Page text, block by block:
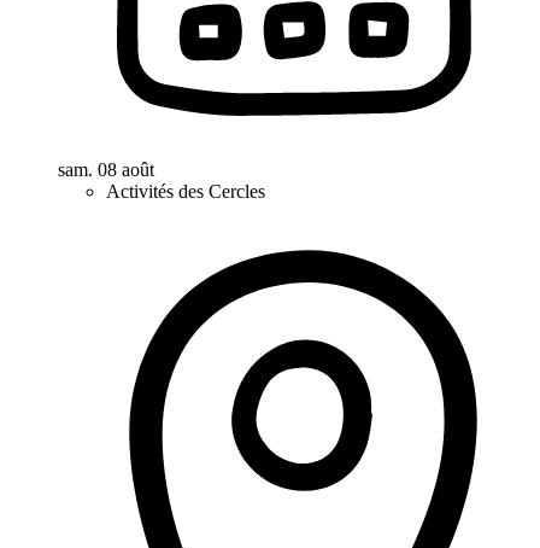
sam. 08 août
Activités des Cercles